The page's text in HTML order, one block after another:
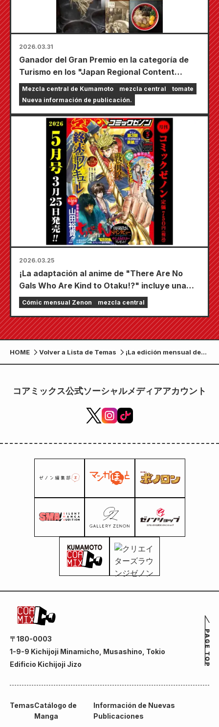
2026.03.31
Ganador del Gran Premio en la categoría de
Turismo en los "Japan Regional Content
Awards 2025". ¡El número 14 de "pomodoro"
presenta el ramen de Kumamoto!
Mezcla central de Kumamoto mezcla central
tomate
Nueva información de publicación.
2026.03.25
¡La adaptación al anime de "There Are No
Gals Who Are Kind to Otaku!?" incluye una
secuencia de apertura a todo color! ¡El
número de mayo de 2026 de "Monthly Comic
Zenon" sale a la venta el 25 de marzo!
Cómic mensual Zenon mezcla central
HOME Volver a Lista de Temas
¡La edición mensual de
コアミックス公式ソーシャルメディアアカウント
〒180-0003
1-9-9 Kichijoji Minamicho, Musashino, Tokio
Edificio Kichijoji Jizo
TemasCatálogo de
Manga
Información de Nuevas
Publicaciones